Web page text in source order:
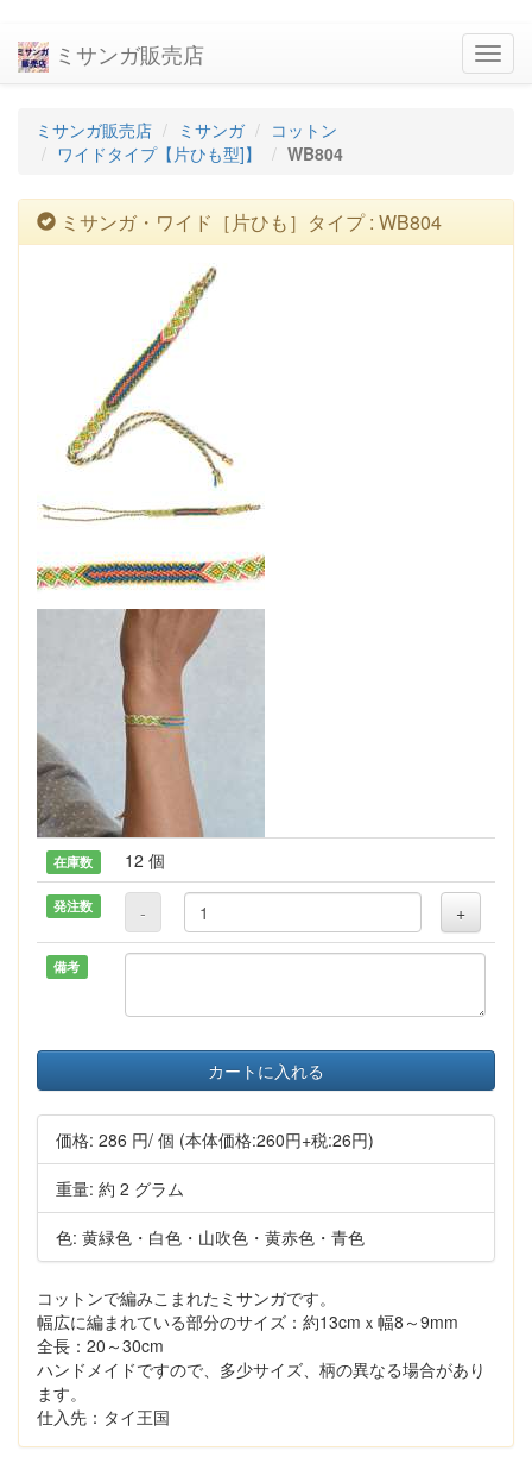
ミサンガ販売店
ミサンガ販売店 ミサンガ
コットン
ワイドタイプ【片ひも型]】
WB804
ミサンガ・ワイド［片ひも］タイプ : WB804
在庫数 12 個
発注数 - +
備考
カートに入れる
価格: 286 円/ 個 (本体価格:260円+税:26円)
重量: 約 2 グラム
色: 黄緑色・白色・山吹色・黄赤色・青色
コットンで編みこまれたミサンガです。
幅広に編まれている部分のサイズ：約13cmｘ幅8～9mm
全長：20～30cm
ハンドメイドですので、多少サイズ、柄の異なる場合があり
ます。
仕入先：タイ王国